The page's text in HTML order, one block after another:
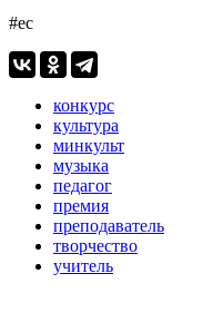
#ес
конкурс
культура
минкульт
музыка
педагог
премия
преподаватель
творчество
учитель